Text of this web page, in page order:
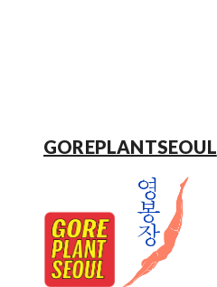
GOREPLANTSEOUL